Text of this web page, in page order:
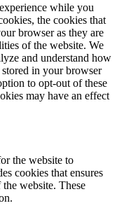
while you
the cookies that
browser as they are
of the website. We
and understand how
in your browser
to opt-out of these
may have an effect
the website to
cookies that ensures
website. These